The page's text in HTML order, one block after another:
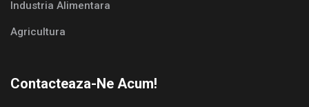
Industria Alimentara
Agricultura
Contacteaza-Ne Acum!